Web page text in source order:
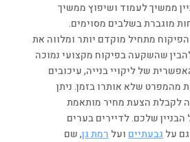
הבניין ממשיך לעמוד ושיפוץ ממשיך
מוגברת בשלבים מסוימים.
הפיקוח מתחיל מוקדם יותר ומלווה את
שהשקעה בפיקוח מקצועי נמוכה
של ליקויי בנייה, עיכובים
מהמפרט שלא אותרו בזמן. ניתן
לקבלת הצעת מחיר מותאמת
שלכם. לדיירים בערים
על גבעתיים ועל רמת גן, שם